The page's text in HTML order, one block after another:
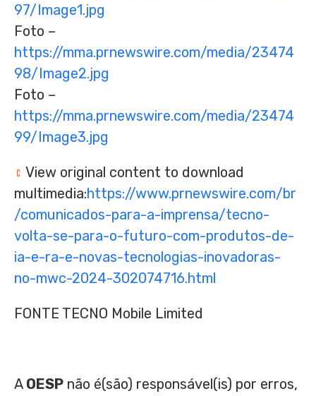
97/Image1.jpg
Foto –
https://mma.prnewswire.com/media/23474
98/Image2.jpg
Foto –
https://mma.prnewswire.com/media/23474
99/Image3.jpg
View original content to download
multimedia:https://www.prnewswire.com/br
/comunicados-para-a-imprensa/tecno-
volta-se-para-o-futuro-com-produtos-de-
ia-e-ra-e-novas-tecnologias-inovadoras-
no-mwc-2024-302074716.html
FONTE TECNO Mobile Limited
A OESP não é(são) responsável(is) por erros,